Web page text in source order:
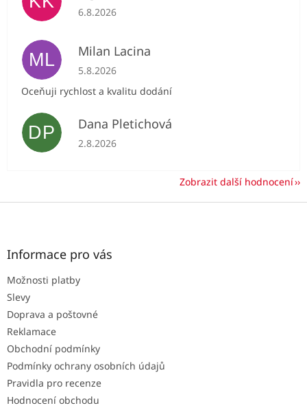
Hodnocení obchodu je 5 z 5 hvězdiček.
6.8.2026
ML Milan Lacina
Hodnocení obchodu je 5 z 5 hvězdiček.
5.8.2026
Oceňuji rychlost a kvalitu dodání
DP Dana Pletichová
Hodnocení obchodu je 5 z 5 hvězdiček.
2.8.2026
Zobrazit další hodnocení
Z
Informace pro vás
Možnosti platby
Slevy
Doprava a poštovné
Reklamace
Obchodní podmínky
Podmínky ochrany osobních údajů
Pravidla pro recenze
Hodnocení obchodu